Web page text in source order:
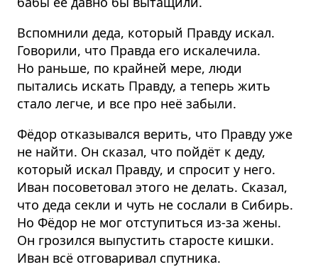
Вспомнили деда, который Правду искал.
Говорили, что Правда его искалечила.
Но раньше, по крайней мере, люди
пытались искать Правду, а теперь жить
стало легче, и все про неё забыли.
Фёдор отказывался верить, что Правду уже
не найти. Он сказал, что пойдёт к деду,
который искал Правду, и спросит у него.
Иван посоветовал этого не делать. Сказал,
что деда секли и чуть не сослали в Сибирь.
Но Фёдор не мог отступиться из-за жены.
Он грозился выпустить старосте кишки.
Иван всё отговаривал спутника.